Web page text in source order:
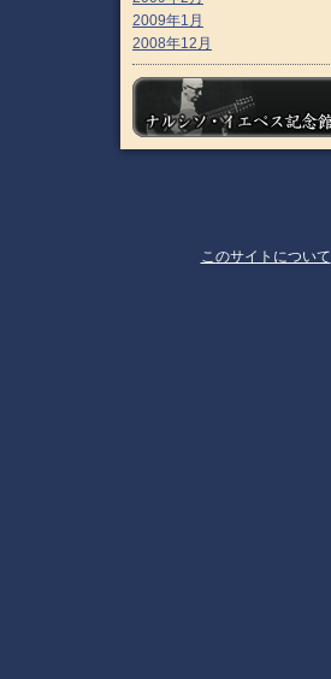
2009年1月
2008年12月
このサイトについて